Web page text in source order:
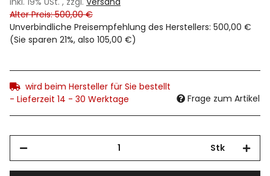
Alter Preis: 500,00 €
Unverbindliche Preisempfehlung des Herstellers: 500,00 €
(Sie sparen 21%, also 105,00 €)
wird beim Hersteller für Sie bestellt
- Lieferzeit 14 - 30 Werktage
Frage zum Artikel
Stk